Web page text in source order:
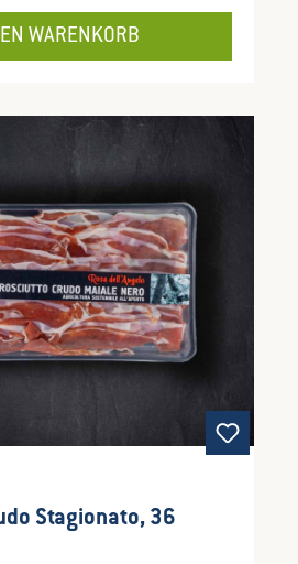
hervorbringt. Sie ist
WARENKORB
Stagionato, 36